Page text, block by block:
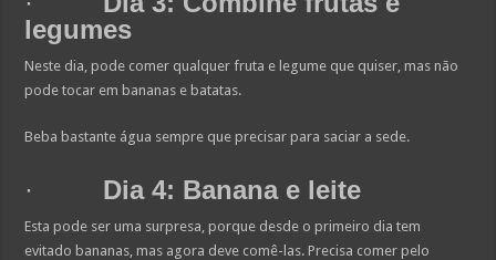
legumes
Neste dia, pode comer qualquer fruta e legume que quiser, mas não
pode tocar em bananas e batatas.
Beba bastante água sempre que precisar para saciar a sede.
· Dia 4: Banana e leite
Esta pode ser uma surpresa, porque desde o primeiro dia tem
evitado bananas, mas agora deve comê-las. Precisa comer pelo